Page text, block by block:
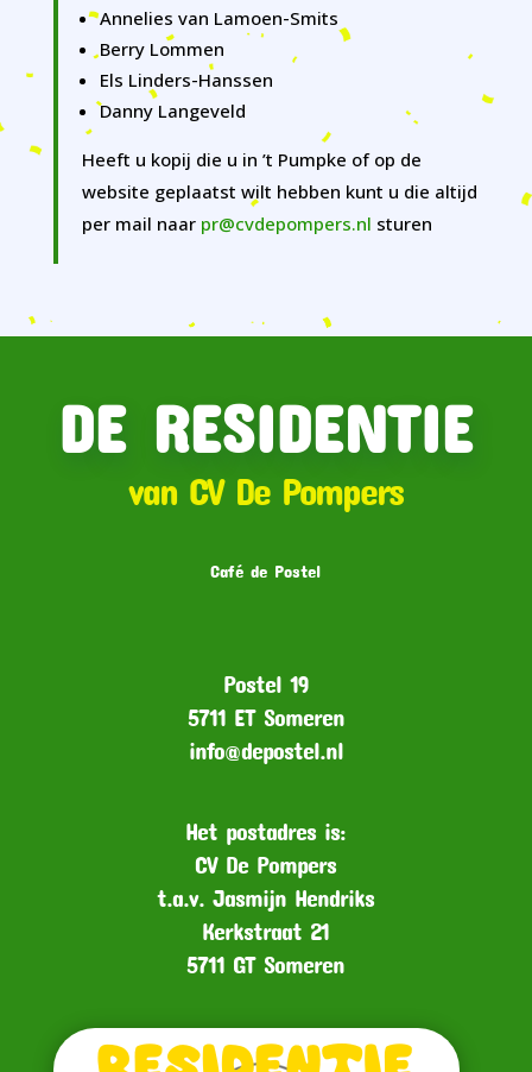
Annelies van Lamoen-Smits
Berry Lommen
Els Linders-Hanssen
Danny Langeveld
Heeft u kopij die u in ’t Pumpke of op de
website geplaatst wilt hebben kunt u die altijd
per mail naar pr@cvdepompers.nl sturen
DE RESIDENTIE
van CV De Pompers
Café de Postel
Postel 19
5711 ET Someren
info@depostel.nl
Het postadres is:
CV De Pompers
t.a.v. Jasmijn Hendriks
Kerkstraat 21
5711 GT Someren